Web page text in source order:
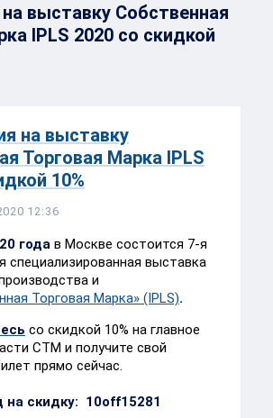
выставку Собственная
IPLS 2020 cо скидкой
на выставку
Торговая Марка IPLS
10%
12:36
года в Москве состоится 7-я
специализированная выставка
и
Торговая Марка» (IPLS).
со скидкой 10% на главное
СТМ и получите свой
прямо сейчас.
скидку: 10off15281